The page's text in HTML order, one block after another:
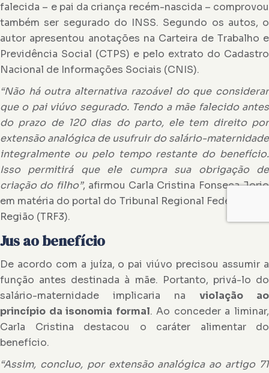
falecida – e pai da criança recém-nascida – comprovou
também ser segurado do INSS. Segundo os autos, o
autor apresentou anotações na Carteira de Trabalho e
Previdência Social (CTPS) e pelo extrato do Cadastro
Nacional de Informações Sociais (CNIS).
“Não há outra alternativa razoável do que considerar
que o pai viúvo segurado. Tendo a mãe falecido antes
do prazo de 120 dias do parto, ele tem direito por
extensão analógica de usufruir do salário-maternidade
integralmente ou pelo tempo restante do benefício.
Isso permitirá que ele cumpra sua obrigação de
criação do filho”, afirmou Carla Cristina Fonseca Jorio
em matéria do portal do Tribunal Regional Federal da 3ª
Região (TRF3).
Jus ao benefício
De acordo com a juíza, o pai viúvo precisou assumir a
função antes destinada à mãe. Portanto, privá-lo do
salário-maternidade implicaria na violação ao
princípio da isonomia formal. Ao conceder a liminar,
Carla Cristina destacou o caráter alimentar do
benefício.
“Assim, concluo, por extensão analógica ao artigo 71